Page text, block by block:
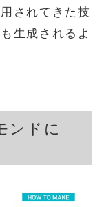
されてきた技
生成されるよ
ンドに